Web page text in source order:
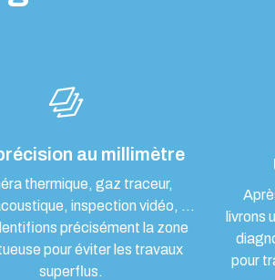
au millimètre
thermique, gaz traceur,
inspection vidéo, …
précisément la zone
pour éviter les travaux
superflus.
livrons
pour